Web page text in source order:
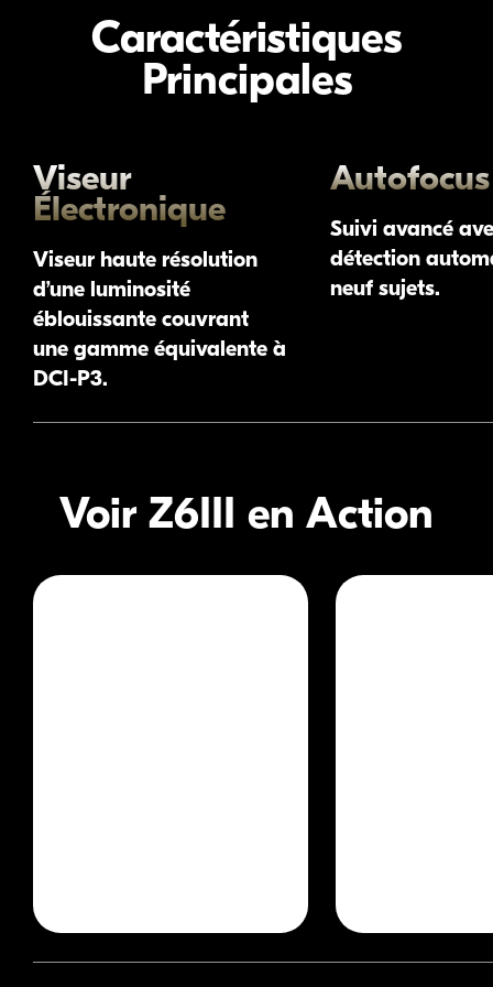
Caractéristiques
Principales
Viseur
Électronique
Viseur haute résolution
d’une luminosité
éblouissante couvrant
une gamme équivalente à
DCI-P3.
Autofocus
Suivi avancé
détection
neuf sujets.
Voir Z6III en Action